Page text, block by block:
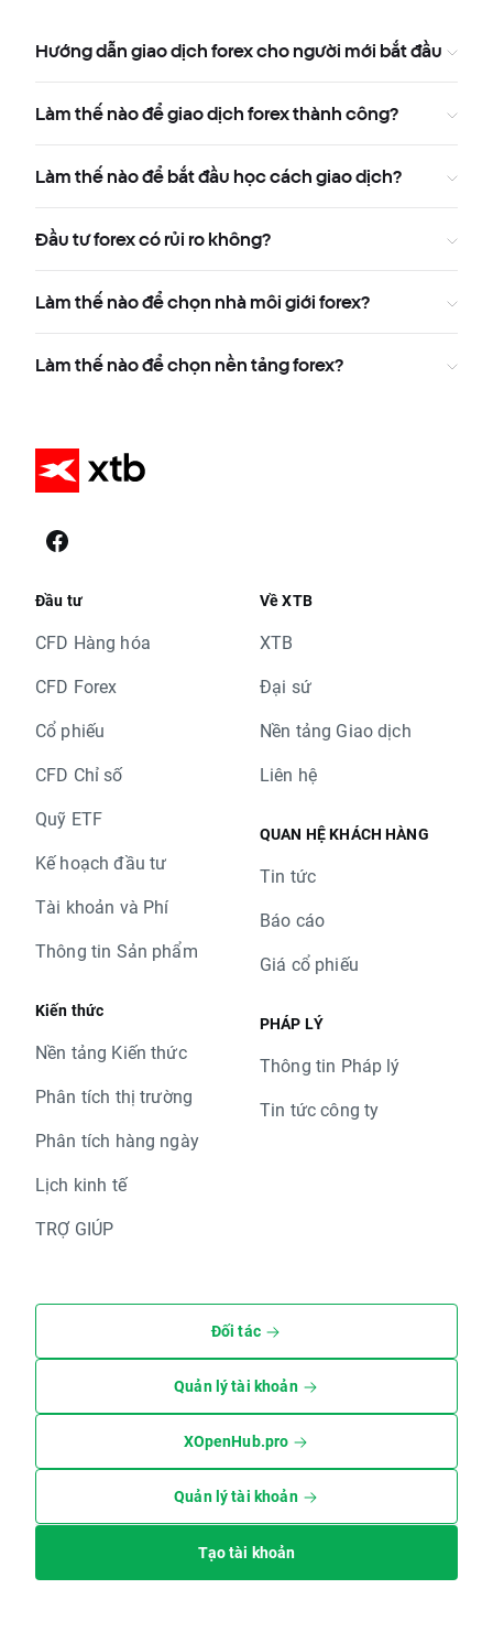
Hướng dẫn giao dịch forex cho người mới bắt đầu
Làm thế nào để giao dịch forex thành công?
Làm thế nào để bắt đầu học cách giao dịch?
Đầu tư forex có rủi ro không?
Làm thế nào để chọn nhà môi giới forex?
Làm thế nào để chọn nền tảng forex?
Đầu tư
CFD Hàng hóa
CFD Forex
Cổ phiếu
CFD Chỉ số
Quỹ ETF
Kế hoạch đầu tư
Tài khoản và Phí
Thông tin Sản phẩm
Kiến thức
Nền tảng Kiến thức
Phân tích thị trường
Phân tích hàng ngày
Lịch kinh tế
TRỢ GIÚP
Về XTB
XTB
Đại sứ
Nền tảng Giao dịch
Liên hệ
QUAN HỆ KHÁCH HÀNG
Tin tức
Báo cáo
Giá cổ phiếu
PHÁP LÝ
Thông tin Pháp lý
Tin tức công ty
Đối tác
Quản lý tài khoản
XOpenHub.pro
Quản lý tài khoản
Tạo tài khoản